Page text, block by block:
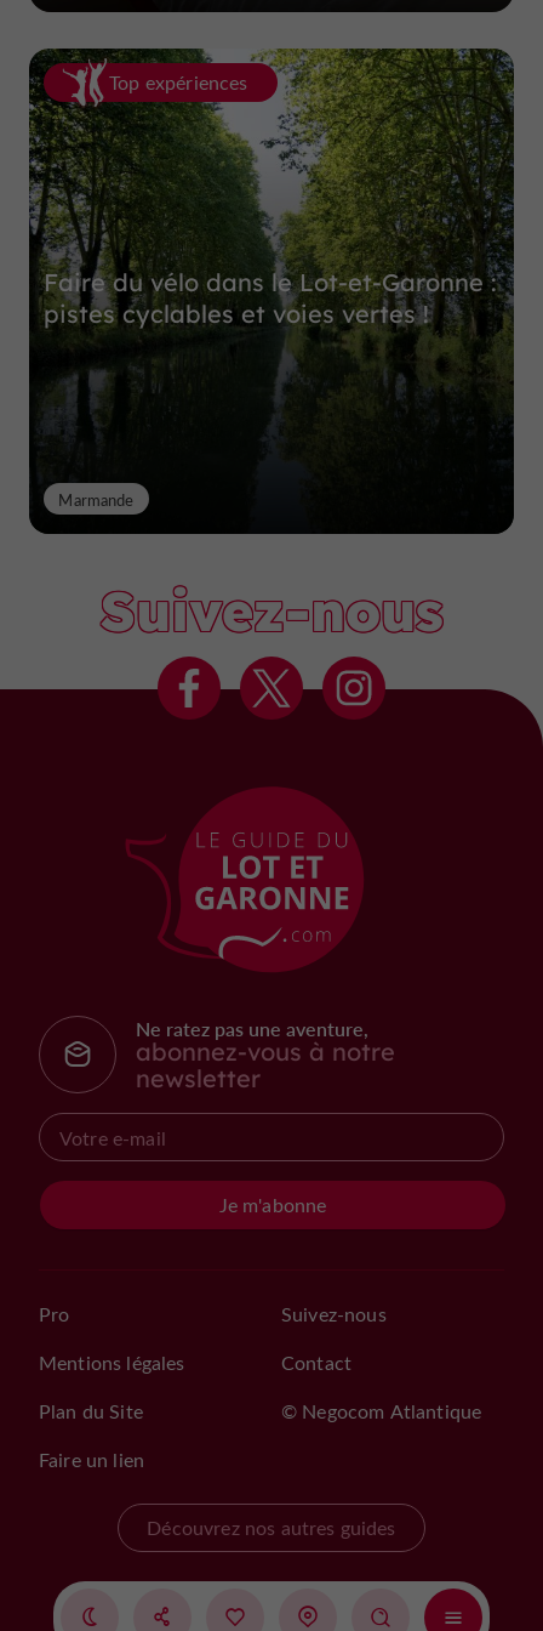
Top expériences
Faire du vélo dans le Lot-et-Garonne :
pistes cyclables et voies vertes !
Marmande
Suivez-nous
Ne ratez pas une aventure,
abonnez-vous à notre
newsletter
Je m'abonne
Pro
Mentions légales
Plan du Site
Faire un lien
Suivez-nous
Contact
© Negocom Atlantique
Découvrez nos autres guides